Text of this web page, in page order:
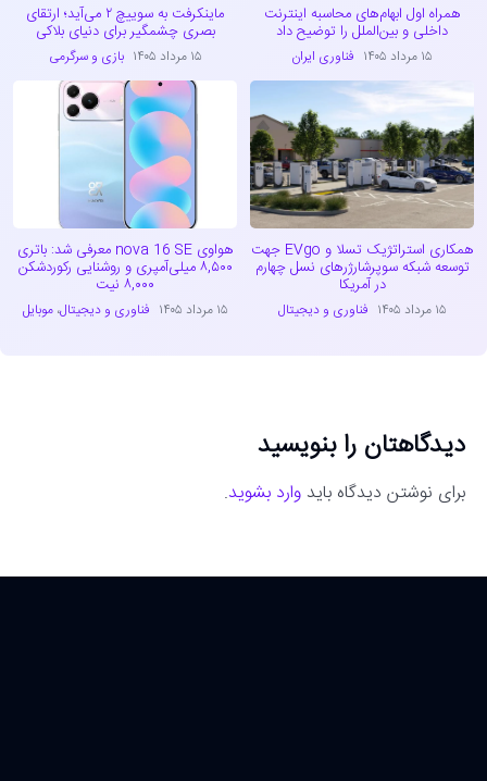
همراه اول ابهام‌های محاسبه اینترنت
داخلی و بین‌الملل را توضیح داد
۱۵ مرداد ۱۴۰۵ فناوری ایران
ماینکرفت به سوییچ ۲ می‌آید؛ ارتقای
بصری چشمگیر برای دنیای بلاکی
۱۵ مرداد ۱۴۰۵ بازی و سرگرمی
همکاری استراتژیک تسلا و EVgo جهت
توسعه شبکه سوپرشارژرهای نسل چهارم
در آمریکا
۱۵ مرداد ۱۴۰۵ فناوری و دیجیتال
هواوی nova 16 SE معرفی شد: باتری
۸,۵۰۰ میلی‌آمپری و روشنایی رکوردشکن
۸,۰۰۰ نیت
۱۵ مرداد ۱۴۰۵ فناوری و دیجیتال،موبایل
دیدگاهتان را بنویسید
برای نوشتن دیدگاه باید وارد بشوید.